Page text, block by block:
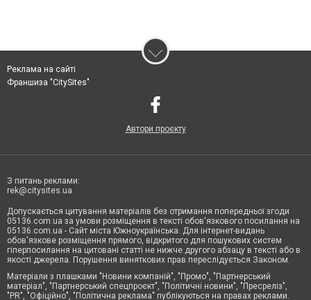
Реклама на сайті
Франшиза "CitySites"
Автори проєкту
З питань реклами:
rek@citysites.ua
Допускається цитування матеріалів без отримання попередньої згоди
05136.com.ua за умови розміщення в тексті обов'язкового посилання на
05136.com.ua - Сайт міста Южноукраїнська. Для інтернет-видань
обов'язкове розміщення прямого, відкритого для пошукових систем
гіперпосилання на цитовані статті не нижче другого абзацу в тексті або в
якості джерела. Порушення виняткових прав переслідується Законом.
Матеріали з плашками "Новини компаній", "Промо", "Партнерський
матеріал", "Партнерський спецпроєкт", "Політичні новини", "Пресреліз",
"PR", "Офіційно", "Політична реклама" публікуються на правах реклами.